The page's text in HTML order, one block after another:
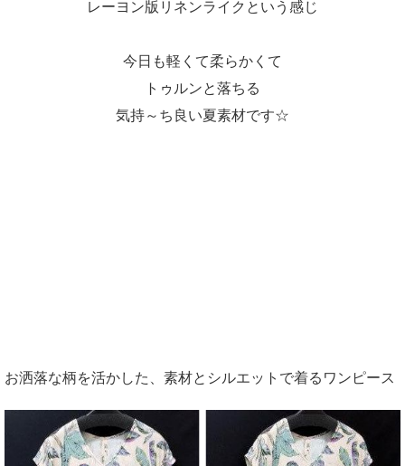
レーヨン版リネンライクという感じ
今日も軽くて柔らかくて
トゥルンと落ちる
気持～ち良い夏素材です☆
お洒落な柄を活かした、素材とシルエットで着るワンピース